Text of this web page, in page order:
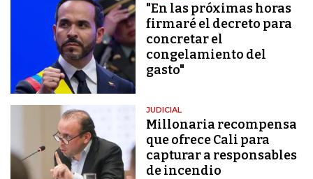
"En las próximas horas
firmaré el decreto para
concretar el
congelamiento del
gasto"
JUDICIAL
Millonaria recompensa
que ofrece Cali para
capturar a responsables
de incendio